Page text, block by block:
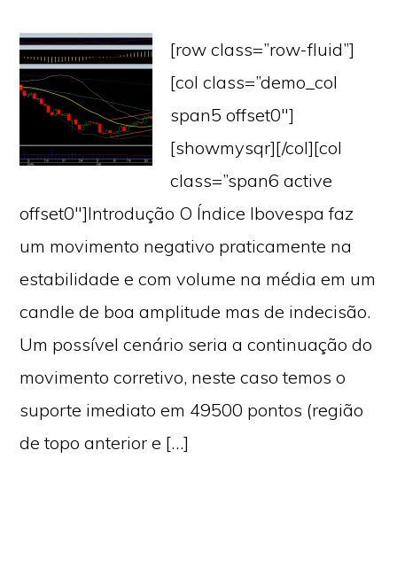
[row class=”row-fluid”]
[col class=”demo_col
span5 offset0″]
[showmysqr][/col][col
class=”span6 active
offset0″]Introdução O Índice Ibovespa faz
um movimento negativo praticamente na
estabilidade e com volume na média em um
candle de boa amplitude mas de indecisão.
Um possível cenário seria a continuação do
movimento corretivo, neste caso temos o
suporte imediato em 49500 pontos (região
de topo anterior e […]